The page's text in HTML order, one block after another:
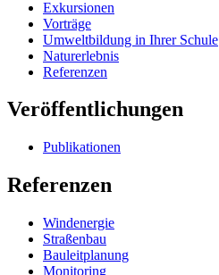
Exkursionen
Vorträge
Umweltbildung in Ihrer Schule
Naturerlebnis
Referenzen
Veröffentlichungen
Publikationen
Referenzen
Windenergie
Straßenbau
Bauleitplanung
Monitoring